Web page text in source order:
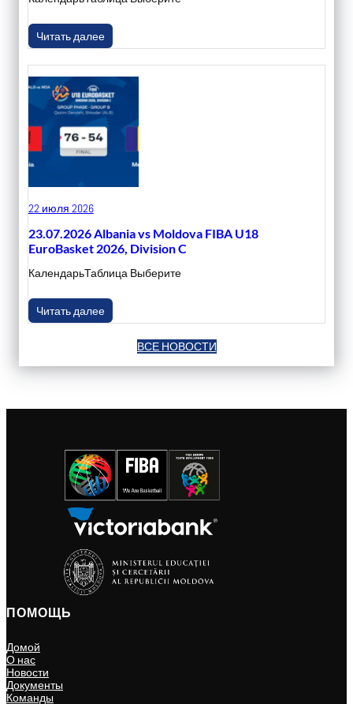
Читать далее
22 июля 2026
23.07.2026 Albania vs Moldova FIBA U18
EuroBasket 2026, Division C
КалендарьТаблица Выберите
Читать далее
ВСЕ НОВОСТИ
ПОМОЩЬ
Домой
О нас
Новости
Документы
Команды